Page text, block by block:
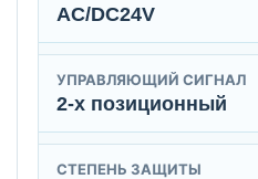
AC/DC24V
УПРАВЛЯЮЩИЙ СИГНАЛ
2-х позиционный
СТЕПЕНЬ ЗАЩИТЫ